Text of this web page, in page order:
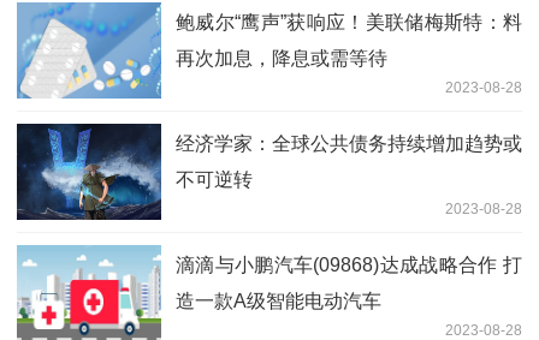
鲍威尔“鹰声”获响应！美联储梅斯特：料
再次加息，降息或需等待
2023-08-28
经济学家：全球公共债务持续增加趋势或
不可逆转
2023-08-28
滴滴与小鹏汽车(09868)达成战略合作 打
造一款A级智能电动汽车
2023-08-28